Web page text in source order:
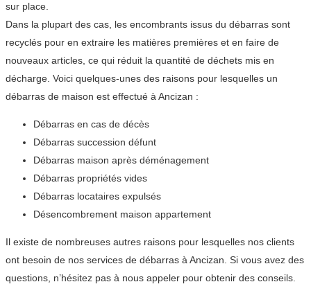
sur place.
Dans la plupart des cas, les encombrants issus du débarras sont
recyclés pour en extraire les matières premières et en faire de
nouveaux articles, ce qui réduit la quantité de déchets mis en
décharge. Voici quelques-unes des raisons pour lesquelles un
débarras de maison est effectué à Ancizan :
Débarras en cas de décès
Débarras succession défunt
Débarras maison après déménagement
Débarras propriétés vides
Débarras locataires expulsés
Désencombrement maison appartement
Il existe de nombreuses autres raisons pour lesquelles nos clients
ont besoin de nos services de débarras à Ancizan. Si vous avez des
questions, n’hésitez pas à nous appeler pour obtenir des conseils.